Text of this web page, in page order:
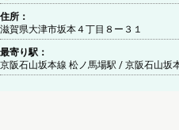
住所：
滋賀県大津市坂本４丁目８ー３１
最寄り駅：
京阪石山坂本線 松ノ馬場駅 / 京阪石山坂